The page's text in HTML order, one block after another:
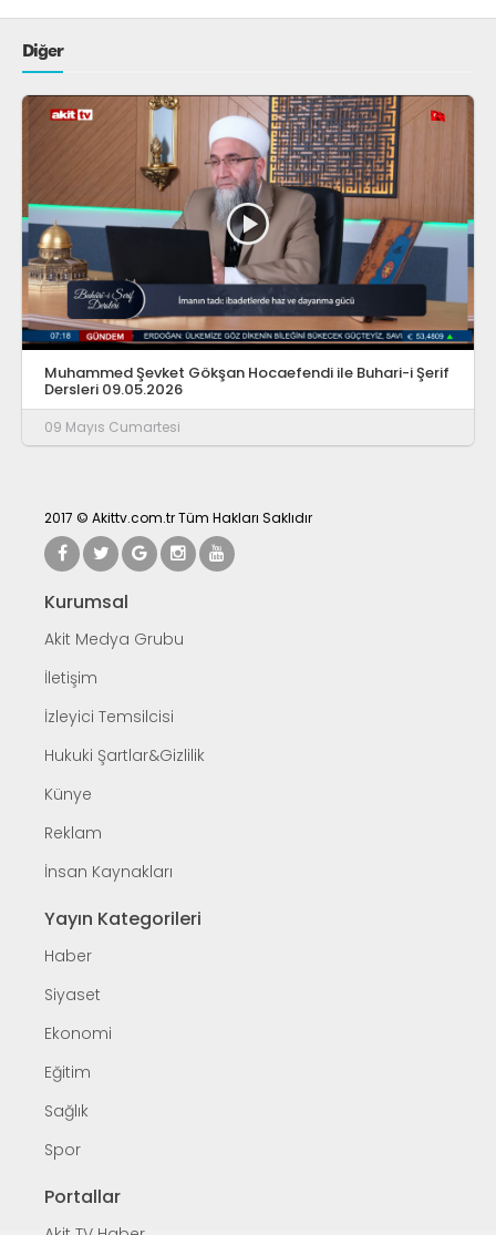
Diğer
Muhammed Şevket Gökşan Hocaefendi ile Buhari-i Şerif
Dersleri 09.05.2026
09 Mayıs Cumartesi
2017 © Akittv.com.tr Tüm Hakları Saklıdır
Kurumsal
Akit Medya Grubu
İletişim
İzleyici Temsilcisi
Hukuki Şartlar&Gizlilik
Künye
Reklam
İnsan Kaynakları
Yayın Kategorileri
Haber
Siyaset
Ekonomi
Eğitim
Sağlık
Spor
Portallar